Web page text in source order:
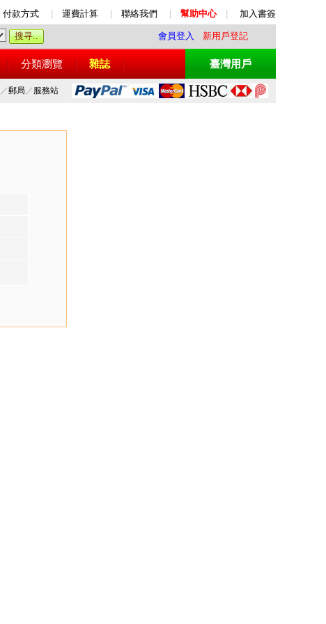
付款方式 運費計算 聯絡我們 幫助中心 加入書簽
會員登入 新用戶登記
分類瀏覽 雜誌 臺灣用戶
／郵局 ／ 服務站